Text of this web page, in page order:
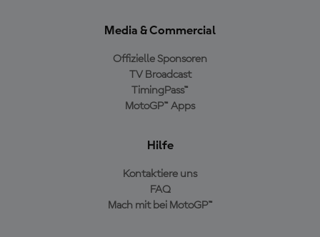
Media & Commercial
Offizielle Sponsoren
TV Broadcast
TimingPass™
MotoGP™ Apps
Hilfe
Kontaktiere uns
FAQ
Mach mit bei MotoGP™